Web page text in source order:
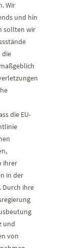
Wir
und hin
sollten wir
die
die EU-
ihrer
in der
Durch ihre
und
von